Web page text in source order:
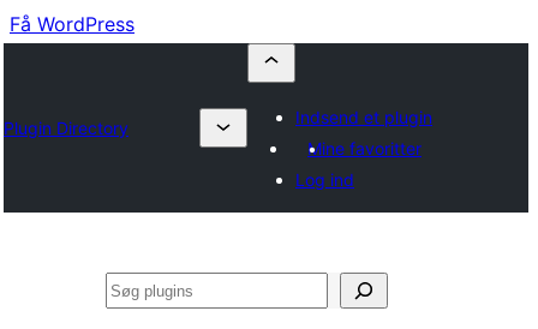
Få WordPress
Plugin Directory
Indsend et plugin
Mine favoritter
Log ind
Søg